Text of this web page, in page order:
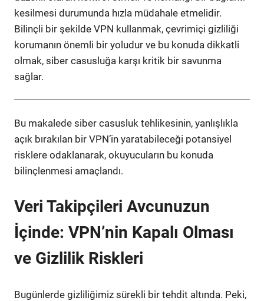
kesilmesi durumunda hızla müdahale etmelidir.
Bilinçli bir şekilde VPN kullanmak, çevrimiçi gizliliği
korumanın önemli bir yoludur ve bu konuda dikkatli
olmak, siber casusluğa karşı kritik bir savunma
sağlar.
Bu makalede siber casusluk tehlikesinin, yanlışlıkla
açık bırakılan bir VPN’in yaratabileceği potansiyel
risklere odaklanarak, okuyucuların bu konuda
bilinçlenmesi amaçlandı.
Veri Takipçileri Avcunuzun
İçinde: VPN’nin Kapalı Olması
ve Gizlilik Riskleri
Bugünlerde gizliliğimiz sürekli bir tehdit altında. Peki,